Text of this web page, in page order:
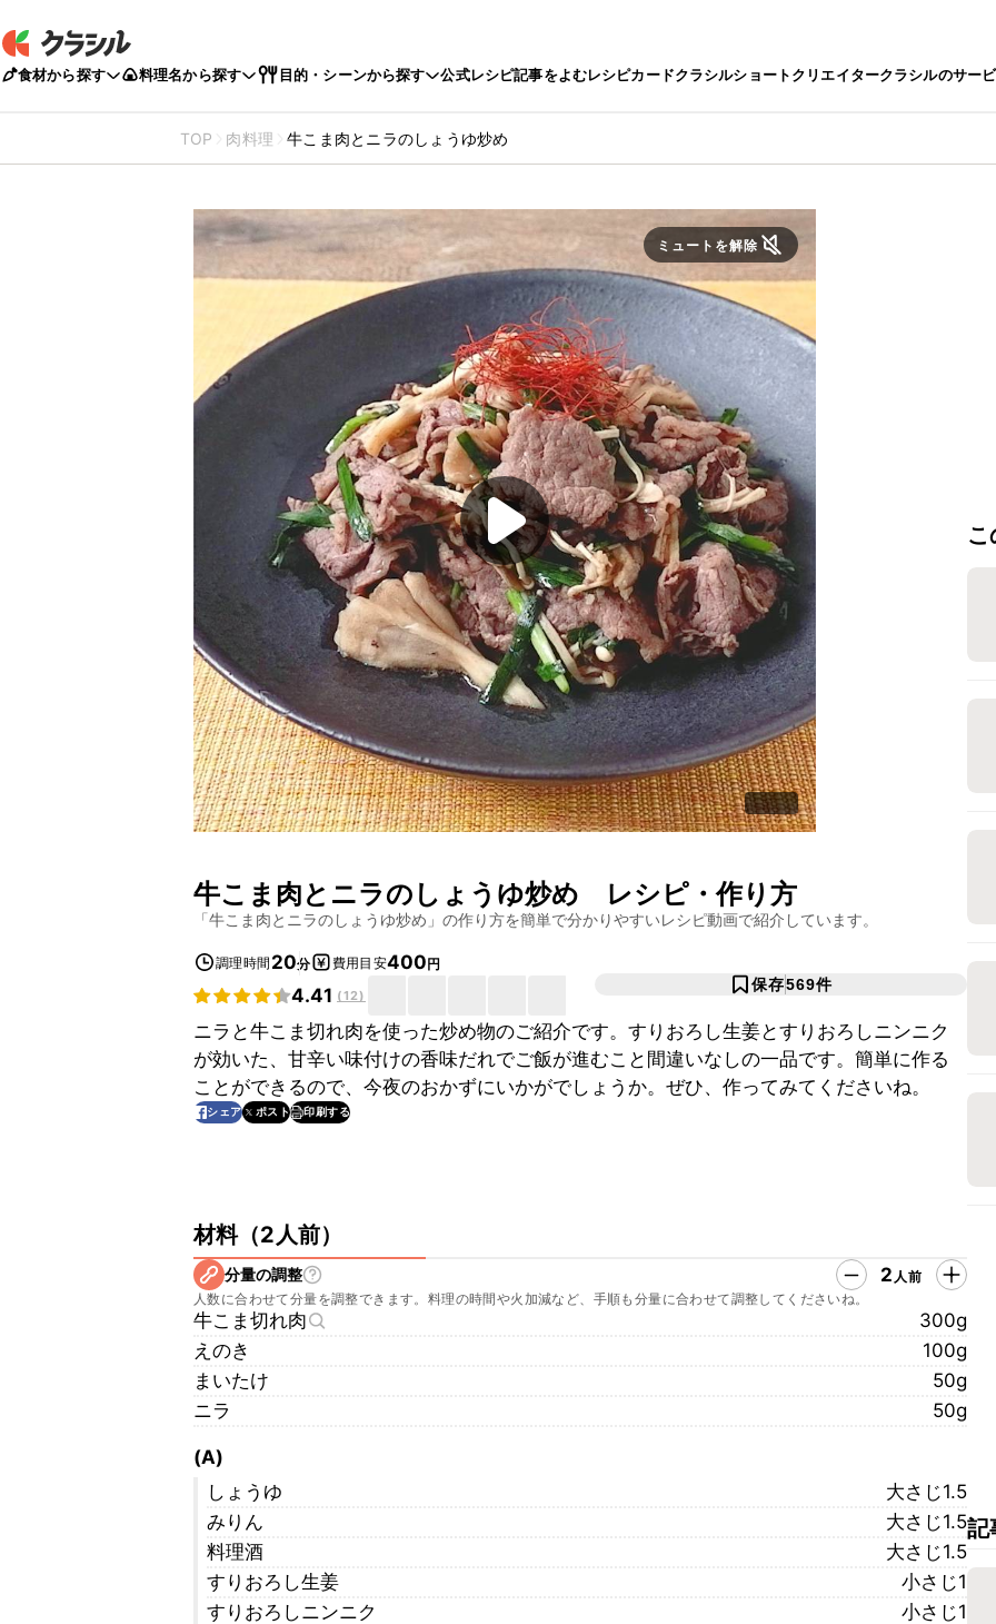
食材から探す 料理名から探す 目的・シーンから探す 公式レシピ記事をよむレシピカードクラシルショートクリエイタークラシルのサー
TOP 肉料理 牛こま肉とニラのしょうゆ炒め
ミュートを解除
牛こま肉とニラのしょうゆ炒め レシピ・作り方
「牛こま肉とニラのしょうゆ炒め 」の作り方を簡単で分かりやすいレシピ動画で紹介しています。
調理時間 20分 費用目安400円
4.41 (12)
保存569件
ニラと牛こま切れ肉を使った炒め物のご紹介です。すりおろし生姜とすりおろしニンニク
が効いた、甘辛い味付けの香味だれでご飯が進むこと間違いなしの一品です。簡単に作る
ことができるので、今夜のおかずにいかがでしょうか。ぜひ、作ってみてくださいね。
シェア ポスト 印刷する
材料（2人前）
分量の調整 2 人前
人数に合わせて分量を調整できます。料理の時間や火加減など、手順も分量に合わせて調整してくださいね。
牛こま切れ肉
300g
えのき
100g
まいたけ
50g
ニラ
50g
(A)
しょうゆ
大さじ1.5
みりん
大さじ1.5
料理酒
大さじ1.5
すりおろし生姜
小さじ1
すりおろしニンニク
小さじ1
記